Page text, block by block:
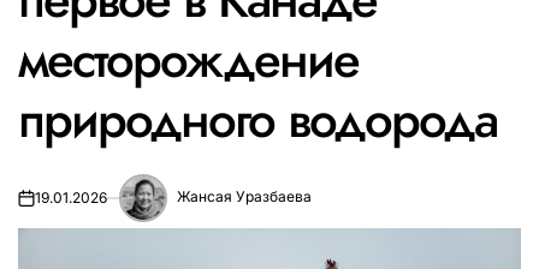
месторождение
природного водорода
19.01.2026 Жансая Уразбаева